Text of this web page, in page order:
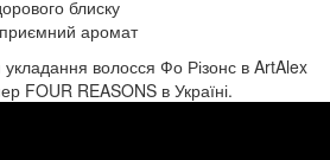
блиску
аромат
волосся Фо Різонс в ArtAlex
FOUR REASONS в Україні.